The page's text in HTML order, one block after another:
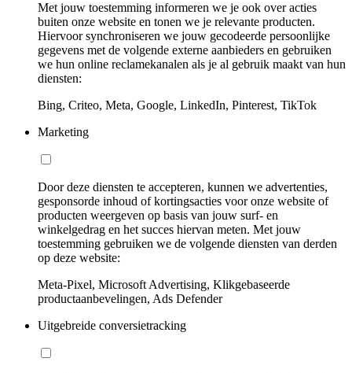
Met jouw toestemming informeren we je ook over acties
buiten onze website en tonen we je relevante producten.
Hiervoor synchroniseren we jouw gecodeerde persoonlijke
gegevens met de volgende externe aanbieders en gebruiken
we hun online reclamekanalen als je al gebruik maakt van hun
diensten:
Bing, Criteo, Meta, Google, LinkedIn, Pinterest, TikTok
Marketing
Door deze diensten te accepteren, kunnen we advertenties,
gesponsorde inhoud of kortingsacties voor onze website of
producten weergeven op basis van jouw surf- en
winkelgedrag en het succes hiervan meten. Met jouw
toestemming gebruiken we de volgende diensten van derden
op deze website:
Meta-Pixel, Microsoft Advertising, Klikgebaseerde
productaanbevelingen, Ads Defender
Uitgebreide conversietracking